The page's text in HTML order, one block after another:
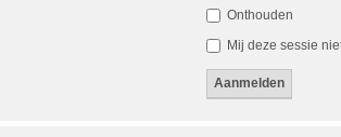
Onthouden
Mij deze sessie